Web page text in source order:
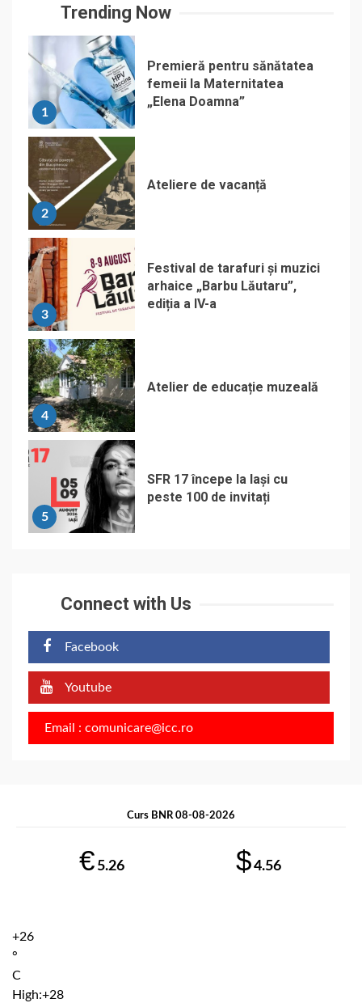
Trending Now
1
Premieră pentru sănătatea
femeii la Maternitatea
„Elena Doamna”
2
Ateliere de vacanță
3
Festival de tarafuri și muzici
arhaice „Barbu Lăutaru”,
ediția a IV-a
4
Atelier de educație muzeală
5
SFR 17 începe la Iași cu
peste 100 de invitați
Connect with Us
Facebook
Youtube
Email : comunicare@icc.ro
Curs BNR 08-08-2026
€ 5.26 $4.56
+26
°
C
High:+28